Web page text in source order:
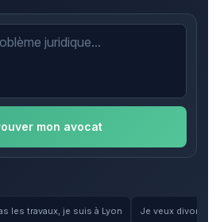
mon avocat
les travaux, je suis à Lyon Je veux